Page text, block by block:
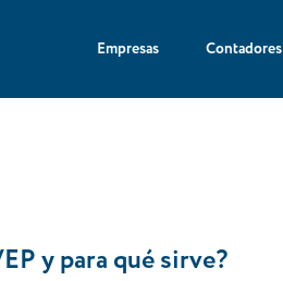
Empresas Contadores
y para qué sirve?